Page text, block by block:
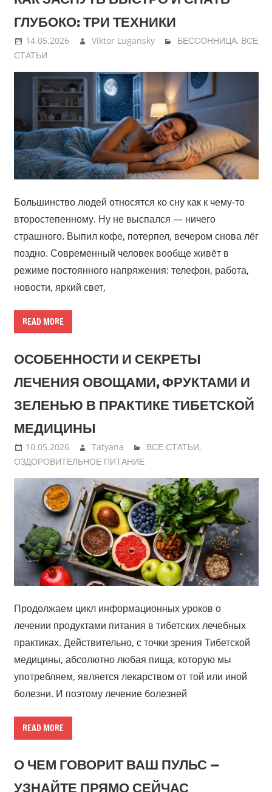
ГЛУБОКО: ТРИ ТЕХНИКИ
14.05.2026 Viktor Lugansky БЕССОННИЦА, ВСЕ
СТАТЬИ
Большинство людей относятся ко сну как к чему-то
второстепенному. Ну не выспался — ничего
страшного. Выпил кофе, потерпел, вечером снова лёг
поздно. Современный человек вообще живёт в
режиме постоянного напряжения: телефон, работа,
новости, яркий свет,
READ MORE
ОСОБЕННОСТИ И СЕКРЕТЫ
ЛЕЧЕНИЯ ОВОЩАМИ, ФРУКТАМИ И
ЗЕЛЕНЬЮ В ПРАКТИКЕ ТИБЕТСКОЙ
МЕДИЦИНЫ
10.05.2026 Tatyana ВСЕ СТАТЬИ,
ОЗДОРОВИТЕЛЬНОЕ ПИТАНИЕ
Продолжаем цикл информационных уроков о
лечении продуктами питания в тибетских лечебных
практиках. Действительно, с точки зрения Тибетской
медицины, абсолютно любая пища, которую мы
употребляем, является лекарством от той или иной
болезни. И поэтому лечение болезней
READ MORE
О ЧЕМ ГОВОРИТ ВАШ ПУЛЬС —
УЗНАЙТЕ ПРЯМО СЕЙЧАС